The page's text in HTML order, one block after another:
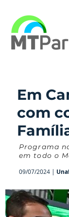
Programa
em todo o
09/07/2024 |
Em
com